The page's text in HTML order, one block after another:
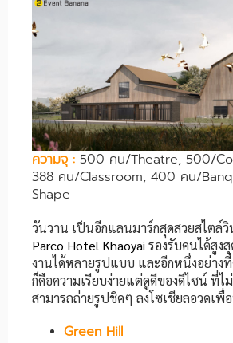
ความจุ : 500 คน/Theatre, 500/
388 คน/Classroom, 400 คน/
Shape
วันวาน เป็นอีกแลนมาร์กสุดสวยสไตล์
Parco Hotel Khaoyai รองรับคนได้สูง
งานได้หลายรูปแบบ และอีกหนึ่งอย่าง
ก็คือความเรียบง่ายแต่ดูดีของดีไซน์ ที่
สามารถถ่ายรูปชิคๆ ลงโซเชียลอวดเพื่
Green Hill